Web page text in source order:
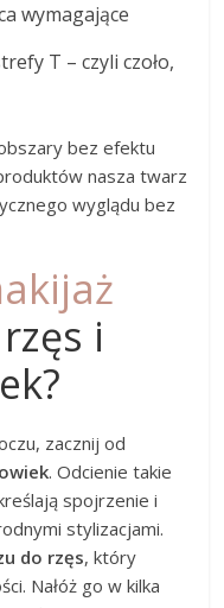
wymagające
T – czyli czoło,
bez efektu
nasza twarz
wyglądu bez
i
zacznij od
. Odcienie takie
spojrzenie i
stylizacjami.
do rzęs, który
Nałóż go w kilka